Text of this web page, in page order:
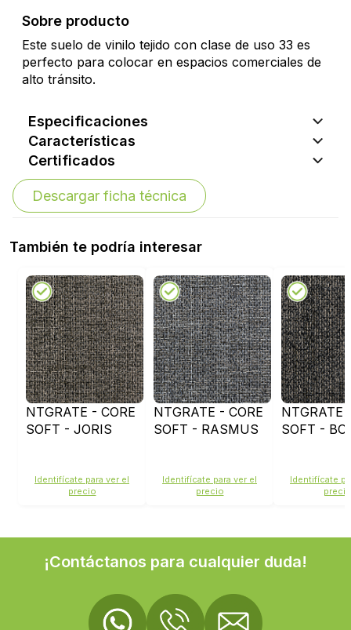
Sobre producto
Este suelo de vinilo tejido con clase de uso 33 es
perfecto para colocar en espacios comerciales de
alto tránsito.
Especificaciones
Características
Certificados
Descargar ficha técnica
También te podría interesar
NTGRATE - CORE
SOFT - JORIS
Identifícate para ver el
precio
NTGRATE - CORE
SOFT - RASMUS
Identifícate para ver el
precio
NTGRATE
SOFT -
Identifícate
precio
¡Contáctanos para cualquier duda!